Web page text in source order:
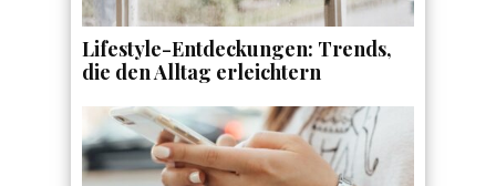
Lifestyle-Entdeckungen: Trends,
die den Alltag erleichtern